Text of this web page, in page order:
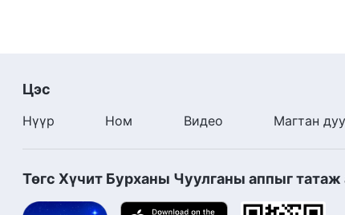
Цэс
Нүүр Ном Видео Магтан
Төгс Хүчит Бурханы Чуулганы аппыг татаж